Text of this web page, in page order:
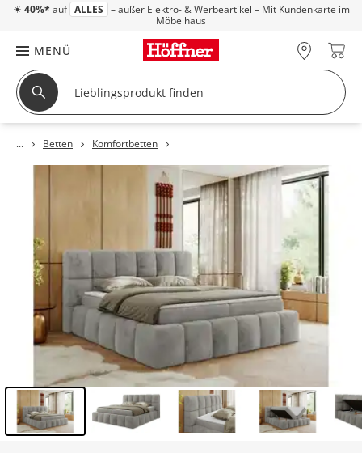
☀ 40%* auf ALLES – außer Elektro- & Werbeartikel – Mit Kundenkarte im
Möbelhaus
MENÜ
Betten Komfortbetten